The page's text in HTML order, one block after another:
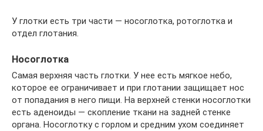
У глотки есть три части — носоглотка, ротоглотка и
отдел глотания.
Носоглотка
Самая верхняя часть глотки. У нее есть мягкое небо,
которое ее ограничивает и при глотании защищает нос
от попадания в него пищи. На верхней стенки носоглотки
есть аденоиды — скопление ткани на задней стенке
органа. Носоглотку с горлом и средним ухом соединяет